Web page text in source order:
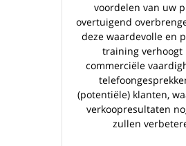
voordelen van uw
overtuigend
deze waardevolle en
training verhoogt
commerciële
(potentiële) klanten,
verkoopresultaten
zullen